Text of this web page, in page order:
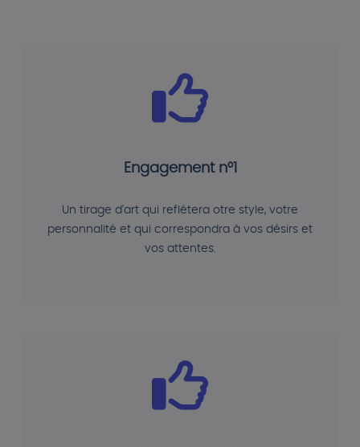
Engagement n°1
Un tirage d'art qui reflétera otre style, votre
personnalité et qui correspondra à vos désirs et
vos attentes.